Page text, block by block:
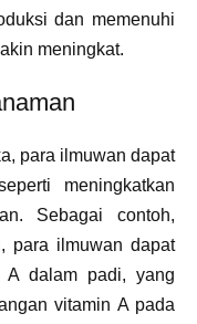
dan memenuhi
meningkat.
para ilmuwan dapat
meningkatkan
Sebagai contoh,
para ilmuwan dapat
A dalam padi, yang
vitamin A pada